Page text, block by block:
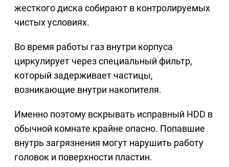
жесткого диска собирают в контролируемых
чистых условиях.
Во время работы газ внутри корпуса
циркулирует через специальный фильтр,
который задерживает частицы,
возникающие внутри накопителя.
Именно поэтому вскрывать исправный HDD в
обычной комнате крайне опасно. Попавшие
внутрь загрязнения могут нарушить работу
головок и поверхности пластин.